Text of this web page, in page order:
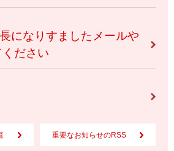
になりすましたメールや
ださい
重要なお知らせのRSS